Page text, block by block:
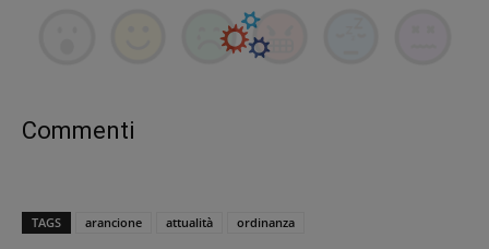
Commenti
TAGS arancione attualità ordinanza